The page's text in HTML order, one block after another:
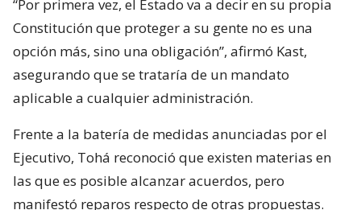
“Por primera vez, el Estado va a decir en su propia
Constitución que proteger a su gente no es una
opción más, sino una obligación”, afirmó Kast,
asegurando que se trataría de un mandato
aplicable a cualquier administración.
Frente a la batería de medidas anunciadas por el
Ejecutivo, Tohá reconoció que existen materias en
las que es posible alcanzar acuerdos, pero
manifestó reparos respecto de otras propuestas.